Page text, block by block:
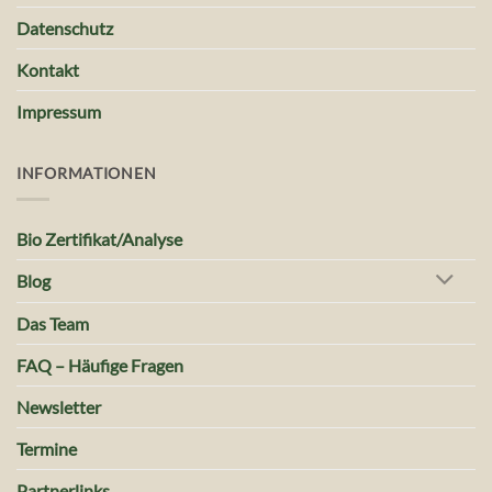
Datenschutz
Kontakt
Impressum
INFORMATIONEN
Bio Zertifikat/Analyse
Blog
Das Team
FAQ – Häufige Fragen
Newsletter
Termine